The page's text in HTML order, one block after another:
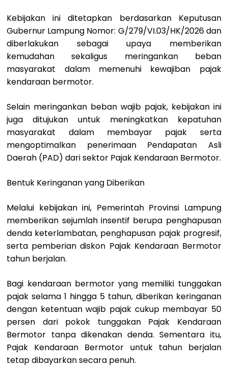
Kebijakan ini ditetapkan berdasarkan Keputusan
Gubernur Lampung Nomor: G/279/VI.03/HK/2026 dan
diberlakukan sebagai upaya memberikan
kemudahan sekaligus meringankan beban
masyarakat dalam memenuhi kewajiban pajak
kendaraan bermotor.
Selain meringankan beban wajib pajak, kebijakan ini
juga ditujukan untuk meningkatkan kepatuhan
masyarakat dalam membayar pajak serta
mengoptimalkan penerimaan Pendapatan Asli
Daerah (PAD) dari sektor Pajak Kendaraan Bermotor.
Bentuk Keringanan yang Diberikan
Melalui kebijakan ini, Pemerintah Provinsi Lampung
memberikan sejumlah insentif berupa penghapusan
denda keterlambatan, penghapusan pajak progresif,
serta pemberian diskon Pajak Kendaraan Bermotor
tahun berjalan.
Bagi kendaraan bermotor yang memiliki tunggakan
pajak selama 1 hingga 5 tahun, diberikan keringanan
dengan ketentuan wajib pajak cukup membayar 50
persen dari pokok tunggakan Pajak Kendaraan
Bermotor tanpa dikenakan denda. Sementara itu,
Pajak Kendaraan Bermotor untuk tahun berjalan
tetap dibayarkan secara penuh.